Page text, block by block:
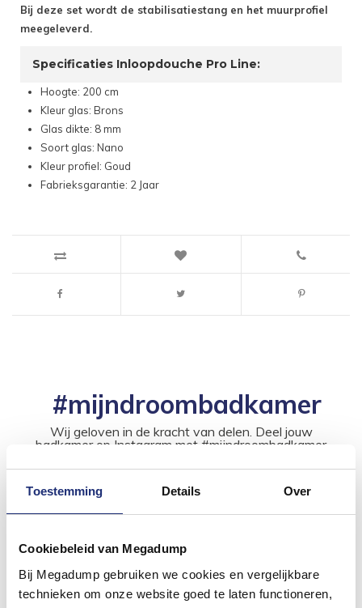
Toestemming Details Over
Cookiebeleid van Megadump
Bij Megadump gebruiken we cookies en vergelijkbare
technieken om onze website goed te laten functioneren,
Bij deze set wordt de stabilisatiestang en het muurprofiel
meegeleverd.
Specificaties Inloopdouche Pro Line:
Hoogte: 200 cm
Kleur glas: Brons
Glas dikte: 8 mm
Soort glas: Nano
Kleur profiel: Goud
Fabrieksgarantie: 2 Jaar
#mijndroombadkamer
Wij geloven in de kracht van delen. Deel jouw
badkamer op Instagram met #mijndroombadkamer
inspirerende omgeving vol met unieke
badkamerstijlen. Doe je mee?